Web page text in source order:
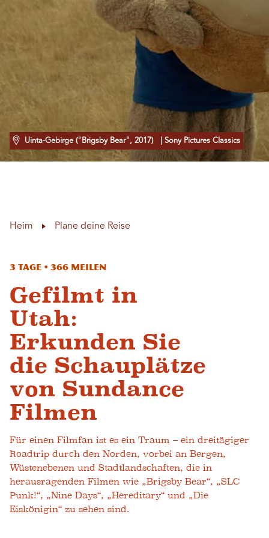
Uinta-Gebirge ("Brigsby Bear", 2017) | Sony Pictures Classics
Heim Plane deine Reise
3 Tage • 366 Meilen
Gefilmt in
Utah:
Erkunden Sie
die Schauplätze
von Sundance
Filmen
Für einen Filmfan ist es ein Traum – ein dreitägiger
Roadtrip durch den Norden, vorbei an Bergen,
Wüstenebenen und Stadtlandschaften, die in
herausragenden Filmen wie „Brigsby Bear“, „SLC
Punk!“, „Nine Days“, „Hereditary“ und „Die
Eiskönigin“ zu sehen sind.